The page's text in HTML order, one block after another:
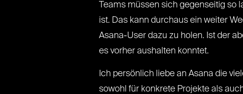
Teams müssen sich gegenseitig so
ist. Das kann durchaus ein weiter
Asana-User dazu zu holen. Ist der
es vorher aushalten konntet.
Ich persönlich liebe an Asana die
sowohl für konkrete Projekte als